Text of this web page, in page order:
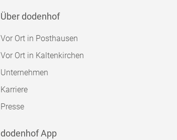
Über dodenhof
Vor Ort in Posthausen
Vor Ort in Kaltenkirchen
Unternehmen
Karriere
Presse
dodenhof App